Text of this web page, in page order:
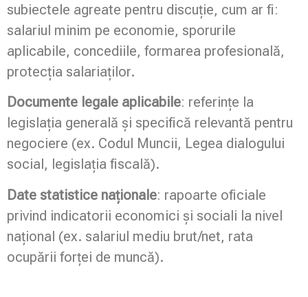
subiectele agreate pentru discuție, cum ar fi:
salariul minim pe economie, sporurile
aplicabile, concediile, formarea profesională,
protecția salariaților.
Documente legale aplicabile: referințe la
legislația generală și specifică relevantă pentru
negociere (ex. Codul Muncii, Legea dialogului
social, legislația fiscală).
Date statistice naționale: rapoarte oficiale
privind indicatorii economici și sociali la nivel
național (ex. salariul mediu brut/net, rata
ocupării forței de muncă).